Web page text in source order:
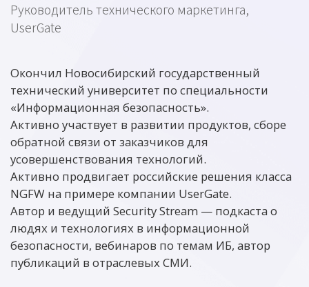
Руководитель технического маркетинга,
UserGate
Окончил Новосибирский государственный
технический университет по специальности
«Информационная безопасность».
Активно участвует в развитии продуктов, сборе
обратной связи от заказчиков для
усовершенствования технологий.
Активно продвигает российские решения класса
NGFW на примере компании UserGate.
Автор и ведущий Security Stream — подкаста о
людях и технологиях в информационной
безопасности, вебинаров по темам ИБ, автор
публикаций в отраслевых СМИ.